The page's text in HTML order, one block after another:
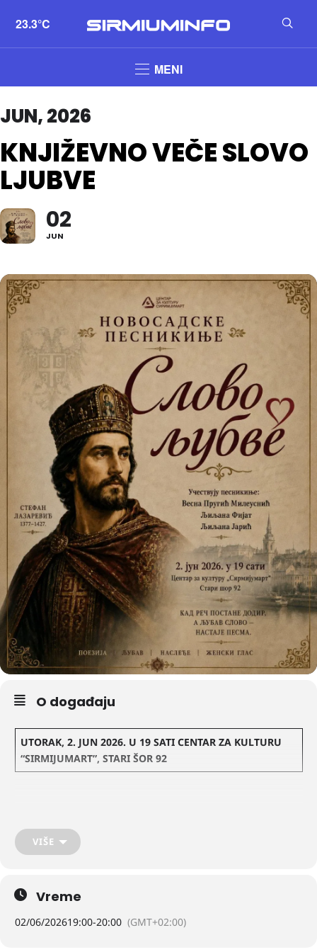
23.3°C
MENI
JUN, 2026
KNJIŽEVNO VEČE SLOVO
LJUBVE
02
JUN
O događaju
UTORAK, 2. JUN 2026. U 19 SATI CENTAR ZA KULTURU
“SIRMIJUMART”, STARI ŠOR 92
ULAZ BESPLATAN
Centar za kulturu „Sirmijumart” poziva vas na književno veče „Slovo
jedne od najznačajnijih ličnosti srpske srednjovekovne istorije.
VIŠE
Vreme
02/06/202619:00-20:00 (GMT+02:00)